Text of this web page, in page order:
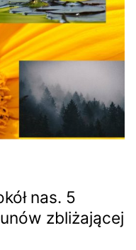
nas. 5
zbliżającej